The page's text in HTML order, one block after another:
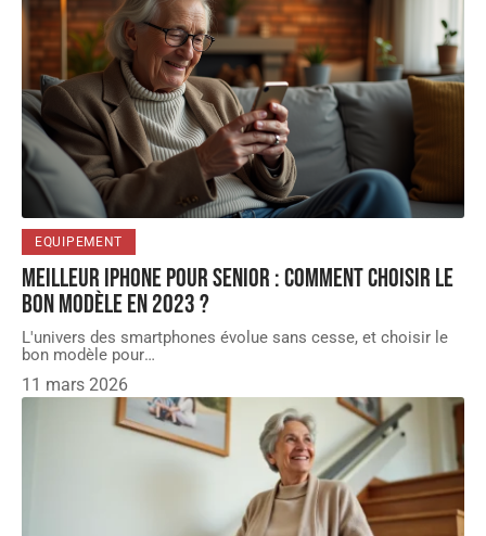
EQUIPEMENT
Meilleur iphone pour senior : comment choisir le
bon modèle en 2023 ?
L'univers des smartphones évolue sans cesse, et choisir le
bon modèle pour…
11 mars 2026